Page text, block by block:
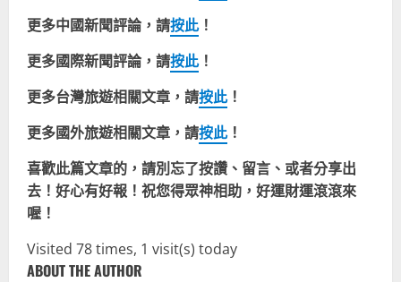
更多中國新聞評論 ，請按此！
更多國際新聞評論 ，請按此！
更多台灣旅遊相關文章，請按此！
更多國外旅遊相關文章，請按此！
喜歡此篇文章的，請別忘了按讚、留言、或者分享出
去！好心有好報！祝您得眾神相助，好運財運滾滾來
喔！
Visited 78 times, 1 visit(s) today
ABOUT THE AUTHOR